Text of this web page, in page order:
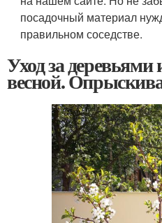
посадочный материал
правильном соседстве.
Уход за
весной.